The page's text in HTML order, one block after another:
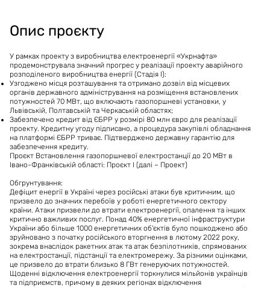
Опис проєкту
У рамках проекту з виробництва електроенергії «Укрнафта»
продемонструвала значний прогрес у реалізації проекту аварійного
розподіленого виробництва енергії (Стадія I):
Узгоджено місця розташування та отримано дозвіл від місцевих
органів державного адміністрування на розміщення встановлених
потужностей 70 МВт, що включають газопоршневі установки, у
Львівській, Полтавській та Черкаській областях;
Забезпечено кредит від ЄБРР у ​​розмірі 80 млн євро для реалізації
проекту. Кредитну угоду підписано, а процедура закупівлі обладнання
на платформі ЄБРР триває. Підтверджено державну гарантію для
забезпечення кредиту.
Проєкт Встановлення газопоршневої електростанції до 20 МВт в
Івано-Франківській області: Проєкт І (далі – Проект)
Обгрунтування:
Дефіцит енергії в Україні через російські атаки був критичним, що
призвело до значних перебоїв у роботі енергетичного сектору
країни. Атаки призвели до втрати електроенергії, опалення та інших
критично важливих послуг. Понад 40% енергетичної інфраструктури
України або більше 1000 енергетичних об'єктів було пошкоджено або
зруйновано з початку російського вторгнення в лютому 2022 року,
зокрема внаслідок ракетних атак та атак безпілотників, спрямованих
на електростанції, підстанції та електромережу. За різними оцінками,
це призвело до втрати близько 8 ГВт генеруючих потужностей.
Щоденні відключення електроенергії торкнулися мільйонів українців
та підприємств, причому в деяких регіонах відключення